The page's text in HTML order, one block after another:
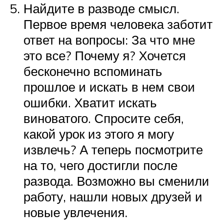
Найдите в разводе смысл.
Первое время человека заботит
ответ на вопросы: За что мне
это все? Почему я? Хочется
бесконечно вспоминать
прошлое и искать в нем свои
ошибки. Хватит искать
виноватого. Спросите себя,
какой урок из этого я могу
извлечь? А теперь посмотрите
на то, чего достигли после
развода. Возможно вы сменили
работу, нашли новых друзей и
новые увлечения.